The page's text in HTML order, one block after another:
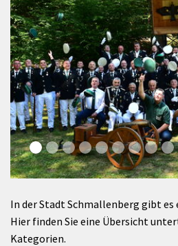
In der Stadt Schmallenberg gibt es
Hier finden Sie eine Übersicht
Kategorien.